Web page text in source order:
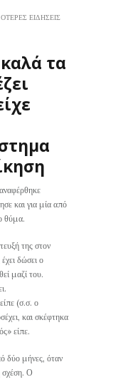
ΕΙΔΗΣΕΙΣ
τα
και για μία από
θύμα.
της στον
δώσει ο
μαζί του.
(σ.σ. ο
και σκέφτηκα
είπε.
δύο μήνες, όταν
σχέση. Ο